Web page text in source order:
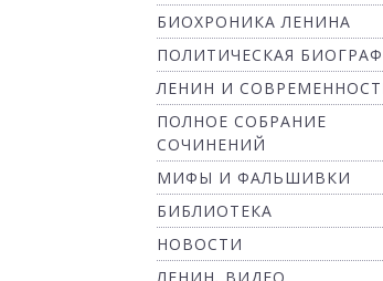
БИОХРОНИКА ЛЕНИНА
ПОЛИТИЧЕСКАЯ
ЛЕНИН И
ПОЛНОЕ СОБРАНИЕ
СОЧИНЕНИЙ
МИФЫ И ФАЛЬШИВКИ
БИБЛИОТЕКА
НОВОСТИ